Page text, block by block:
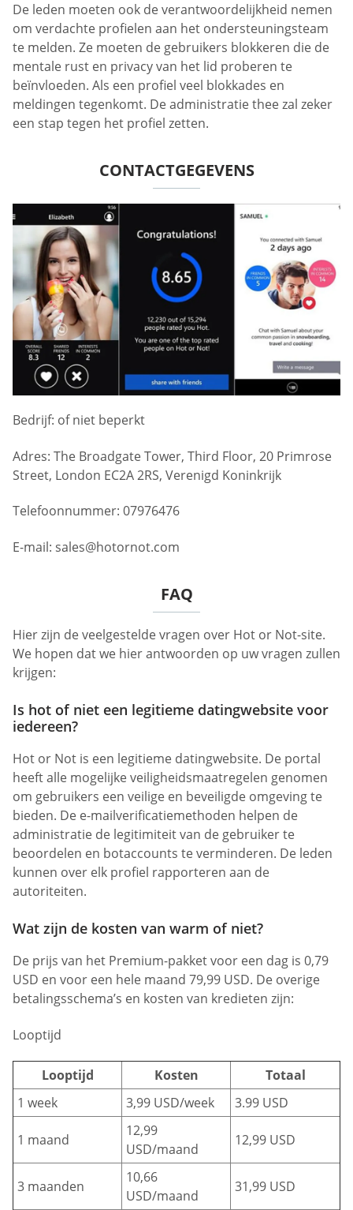
De leden moeten ook de verantwoordelijkheid nemen
om verdachte profielen aan het ondersteuningsteam
te melden. Ze moeten de gebruikers blokkeren die de
mentale rust en privacy van het lid proberen te
beïnvloeden. Als een profiel veel blokkades en
meldingen tegenkomt. De administratie thee zal zeker
een stap tegen het profiel zetten.
CONTACTGEGEVENS
Bedrijf: of niet beperkt
Adres: The Broadgate Tower, Third Floor, 20 Primrose
Street, London EC2A 2RS, Verenigd Koninkrijk
Telefoonnummer: 07976476
E-mail: sales@hotornot.com
FAQ
Hier zijn de veelgestelde vragen over Hot or Not-site.
We hopen dat we hier antwoorden op uw vragen zullen
krijgen:
Is hot of niet een legitieme datingwebsite voor
iedereen?
Hot or Not is een legitieme datingwebsite. De portal
heeft alle mogelijke veiligheidsmaatregelen genomen
om gebruikers een veilige en beveiligde omgeving te
bieden. De e-mailverificatiemethoden helpen de
administratie de legitimiteit van de gebruiker te
beoordelen en botaccounts te verminderen. De leden
kunnen over elk profiel rapporteren aan de
autoriteiten.
Wat zijn de kosten van warm of niet?
De prijs van het Premium-pakket voor een dag is 0,79
USD en voor een hele maand 79,99 USD. De overige
betalingsschema’s en kosten van kredieten zijn:
Looptijd
Looptijd Kosten
Totaal
1 week
3,99 USD/week 3.99 USD
1 maand
12,99
USD/maand
12,99 USD
3 maanden
10,66
USD/maand
31,99 USD